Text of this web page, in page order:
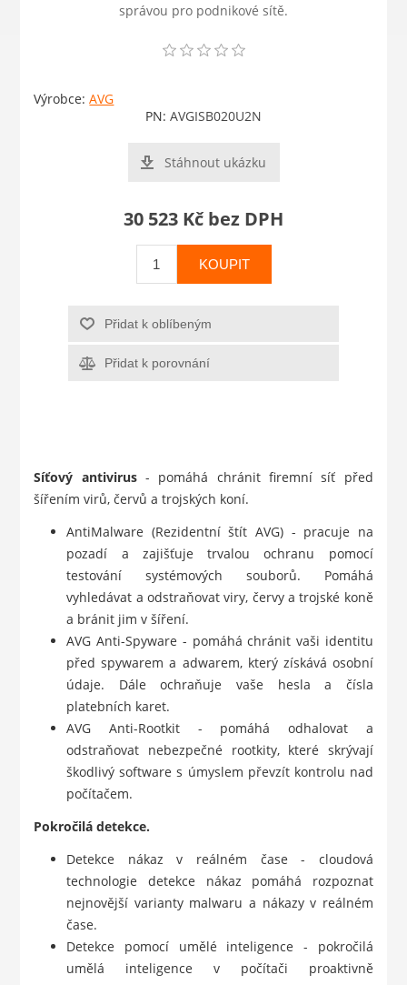
správou pro podnikové sítě.
Výrobce: AVG
PN: AVGISB020U2N
Stáhnout ukázku
30 523 Kč bez DPH
KOUPIT
Přidat k oblíbeným
Přidat k porovnání
Síťový antivirus- pomáhá chránit firemní síť před
šířením virů, červů a trojských koní.
AntiMalware (Rezidentní štít AVG) - pracuje na
pozadí a zajišťuje trvalou ochranu pomocí
testování systémových souborů. Pomáhá
vyhledávat a odstraňovat viry, červy a trojské koně
a bránit jim v šíření.
AVG Anti-Spyware - pomáhá chránit vaši identitu
před spywarem a adwarem, který získává osobní
údaje. Dále ochraňuje vaše hesla a čísla
platebních karet.
AVG Anti-Rootkit - pomáhá odhalovat a
odstraňovat nebezpečné rootkity, které skrývají
škodlivý software s úmyslem převzít kontrolu nad
počítačem.
Pokročilá detekce.
Detekce nákaz v reálném čase - cloudová
technologie detekce nákaz pomáhá rozpoznat
nejnovější varianty malwaru a nákazy v reálném
čase.
Detekce pomocí umělé inteligence - pokročilá
umělá inteligence v počítači proaktivně